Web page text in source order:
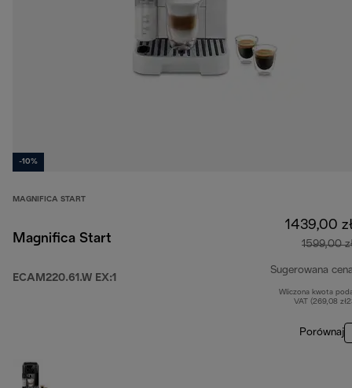
-10%
MAGNIFICA START
Magnifica Start
ECAM220.61.W EX:1
1439,00
1599,00
Sugerowana
Wliczona kwota
VAT (269,08
Porównaj